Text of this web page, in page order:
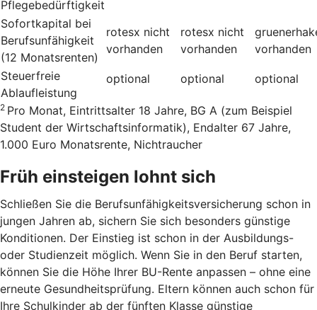
Pflegebedürftigkeit
Sofortkapital bei
Berufsunfähigkeit
(12 Monatsrenten)
rotesx nicht
vorhanden
rotesx nicht
vorhanden
vorhanden
Steuerfreie
Ablaufleistung
optional optional optional
2 Pro Monat, Eintrittsalter 18 Jahre, BG A (zum Beispiel
Student der Wirtschaftsinformatik), Endalter 67 Jahre,
1.000 Euro Monatsrente, Nichtraucher
Früh einsteigen lohnt sich
Schließen Sie die Berufsunfähigkeitsversicherung schon in
jungen Jahren ab, sichern Sie sich besonders günstige
Konditionen. Der Einstieg ist schon in der Ausbildungs-
oder Studienzeit möglich. Wenn Sie in den Beruf starten,
können Sie die Höhe Ihrer BU-Rente anpassen – ohne eine
erneute Gesundheitsprüfung. Eltern können auch schon für
Ihre Schulkinder ab der fünften Klasse günstige